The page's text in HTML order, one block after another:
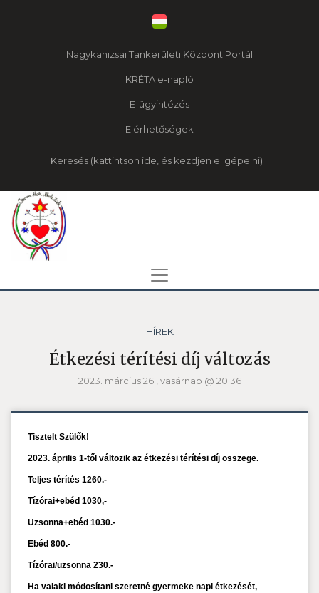
Nagykanizsai Tankerületi Központ Portál
KRÉTA e-napló
E-ügyintézés
Elérhetőségek
Keresés
HÍREK
Étkezési térítési díj változás
2023. március 26., vasárnap @ 20:36
Tisztelt Szülők!
2023. április 1-től változik az étkezési térítési díj összege.
Teljes térítés 1260.-
Tízórai+ebéd 1030,-
Uzsonna+ebéd 1030.-
Ebéd 800.-
Tízórai/uzsonna 230.-
Ha valaki módosítani szeretné gyermeke napi étkezését,